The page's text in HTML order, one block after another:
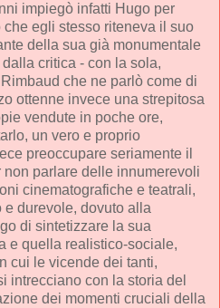
impiegò infatti Hugo per
egli stesso riteneva il suo
della sua già monumentale
critica - con la sola,
che ne parlò come di
ottenne invece una strepitosa
vendute in poche ore,
un vero e proprio
preoccupare seriamente il
parlare delle innumerevoli
cinematografiche e teatrali,
e durevole, dovuto alla
di sintetizzare la sua
e quella realistico-sociale,
cui le vicende dei tanti,
intrecciano con la storia del
dei momenti cruciali della